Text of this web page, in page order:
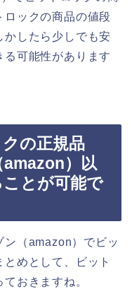
ロックの商品の値段
かしたら少しでも安
る可能性があります
クの正規品
）以
とが可能で
ン（amazon）でビッ
めとして、ビット
おきますね。